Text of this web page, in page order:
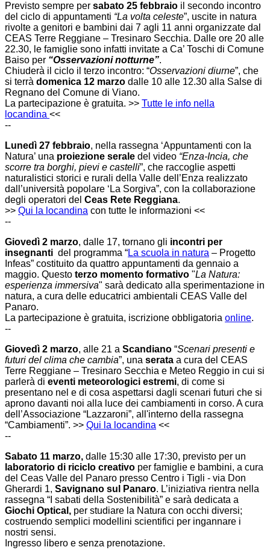
Previsto sempre per sabato 25 febbraio il secondo incontro
del ciclo di appuntamenti “La volta celeste”, uscite in natura
rivolte a genitori e bambini dai 7 agli 11 anni organizzate dal
CEAS Terre Reggiane – Tresinaro Secchia. Dalle ore 20 alle
22.30, le famiglie sono infatti invitate a Ca’ Toschi di Comune
Baiso per “Osservazioni notturne”.
Chiuderà il ciclo il terzo incontro: “Osservazioni diurne”, che
si terrà domenica 12 marzo dalle 10 alle 12.30 alla Salse di
Regnano del Comune di Viano.
La partecipazione è gratuita. >> Tutte le info nella
locandina <<
--
Lunedì 27 febbraio, nella rassegna ‘Appuntamenti con la
Natura’ una proiezione serale del video “Enza-Incia, che
scorre tra borghi, pievi e castelli”, che raccoglie aspetti
naturalistici storici e rurali della Valle dell’Enza realizzato
dall’università popolare ‘La Sorgiva”, con la collaborazione
degli operatori del Ceas Rete Reggiana.
>> Qui la locandina con tutte le informazioni <<
--
Giovedì 2 marzo, dalle 17, tornano gli incontri per
insegnanti del programma “La scuola in natura – Progetto
Infeas” costituito da quattro appuntamenti da gennaio a
maggio. Questo terzo momento formativo "La Natura:
esperienza immersiva" sarà dedicato alla sperimentazione in
natura, a cura delle educatrici ambientali CEAS Valle del
Panaro.
La partecipazione è gratuita, iscrizione obbligatoria online.
--
Giovedì 2 marzo, alle 21 a Scandiano “Scenari presenti e
futuri del clima che cambia”, una serata a cura del CEAS
Terre Reggiane – Tresinaro Secchia e Meteo Reggio in cui si
parlerà di eventi meteorologici estremi, di come si
presentano nel e di cosa aspettarsi dagli scenari futuri che si
aprono davanti noi alla luce dei cambiamenti in corso. A cura
dell’Associazione “Lazzaroni”, all'interno della rassegna
“Cambiamenti”. >> Qui la locandina <<
--
Sabato 11 marzo, dalle 15:30 alle 17:30, previsto per un
laboratorio di riciclo creativo per famiglie e bambini, a cura
del Ceas Valle del Panaro presso Centro i Tigli - via Don
Gherardi 1, Savignano sul Panaro. L’iniziativa rientra nella
rassegna “I sabati della Sostenibilità” e sarà dedicata a
Giochi Optical, per studiare la Natura con occhi diversi;
costruendo semplici modellini scientifici per ingannare i
nostri sensi.
Ingresso libero e senza prenotazione.